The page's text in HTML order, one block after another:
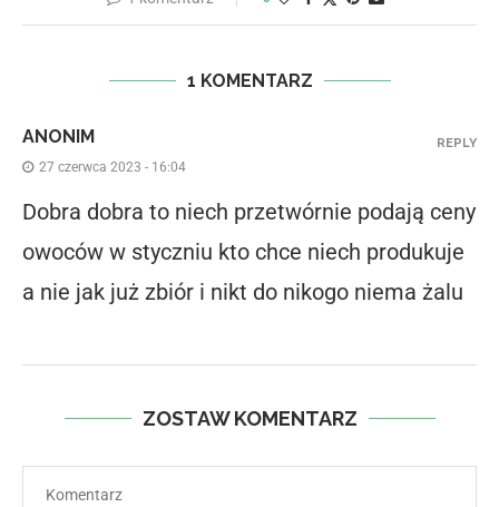
1 KOMENTARZ
ANONIM
27 czerwca 2023 - 16:04
Dobra dobra to niech przetwórnie podają ceny
owoców w styczniu kto chce niech produkuje
a nie jak już zbiór i nikt do nikogo niema żalu
REPLY
ZOSTAW KOMENTARZ